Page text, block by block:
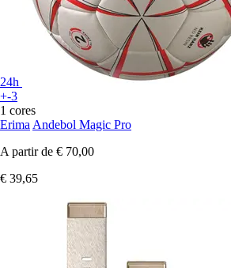
24h
+-3
1 cores
Erima Andebol Magic Pro
A partir de € 70,00
€ 39,65